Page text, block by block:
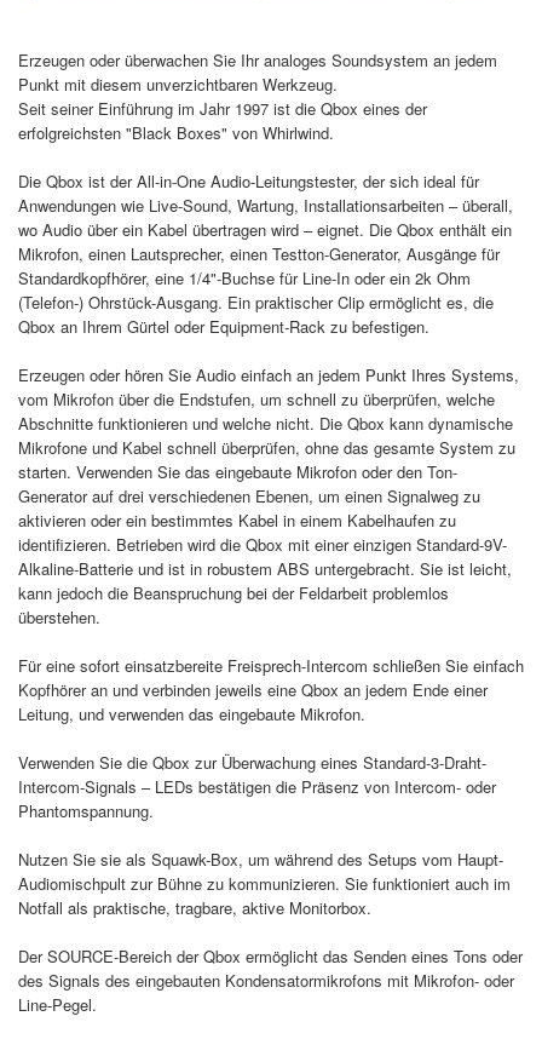
Erzeugen oder überwachen Sie Ihr analoges Soundsystem an jedem
Punkt mit diesem unverzichtbaren Werkzeug.
Seit seiner Einführung im Jahr 1997 ist die Qbox eines der
erfolgreichsten "Black Boxes" von Whirlwind.
Die Qbox ist der All-in-One Audio-Leitungstester, der sich ideal für
Anwendungen wie Live-Sound, Wartung, Installationsarbeiten – überall,
wo Audio über ein Kabel übertragen wird – eignet. Die Qbox enthält ein
Mikrofon, einen Lautsprecher, einen Testton-Generator, Ausgänge für
Standardkopfhörer, eine 1/4"-Buchse für Line-In oder ein 2k Ohm
(Telefon-) Ohrstück-Ausgang. Ein praktischer Clip ermöglicht es, die
Qbox an Ihrem Gürtel oder Equipment-Rack zu befestigen.
Erzeugen oder hören Sie Audio einfach an jedem Punkt Ihres Systems,
vom Mikrofon über die Endstufen, um schnell zu überprüfen, welche
Abschnitte funktionieren und welche nicht. Die Qbox kann dynamische
Mikrofone und Kabel schnell überprüfen, ohne das gesamte System zu
starten. Verwenden Sie das eingebaute Mikrofon oder den Ton-
Generator auf drei verschiedenen Ebenen, um einen Signalweg zu
aktivieren oder ein bestimmtes Kabel in einem Kabelhaufen zu
identifizieren. Betrieben wird die Qbox mit einer einzigen Standard-9V-
Alkaline-Batterie und ist in robustem ABS untergebracht. Sie ist leicht,
kann jedoch die Beanspruchung bei der Feldarbeit problemlos
überstehen.
Für eine sofort einsatzbereite Freisprech-Intercom schließen Sie einfach
Kopfhörer an und verbinden jeweils eine Qbox an jedem Ende einer
Leitung, und verwenden das eingebaute Mikrofon.
Verwenden Sie die Qbox zur Überwachung eines Standard-3-Draht-
Intercom-Signals – LEDs bestätigen die Präsenz von Intercom- oder
Phantomspannung.
Nutzen Sie sie als Squawk-Box, um während des Setups vom Haupt-
Audiomischpult zur Bühne zu kommunizieren. Sie funktioniert auch im
Notfall als praktische, tragbare, aktive Monitorbox.
Der SOURCE-Bereich der Qbox ermöglicht das Senden eines Tons oder
des Signals des eingebauten Kondensatormikrofons mit Mikrofon- oder
Line-Pegel.